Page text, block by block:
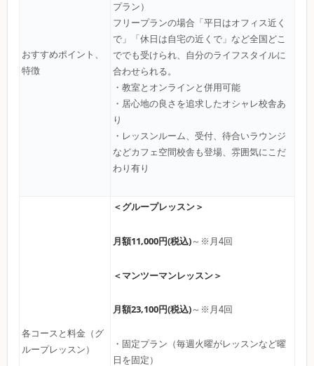
おすすめポイント、
特徴
プラン）
フリープランの場合「平日はオフィス近く
で」「休日は自宅の近くで」など全国どこ
ででも受けられ、自分のライフスタイルに
合わせられる。
・教室とオンラインと併用可能
・居心地の良さを追求したオシャレ校舎あ
り
・レッスンルーム、受付、待合いラウンジ
などカフェ空間校舎も登場、雰囲気にこだ
わり有り
各コースと料金（グ
ループレッスン）
＜グループレッスン＞
月額11,000円(税込)～※月4回
＜マンツーマンレッスン＞
月額23,100円(税込)～※月4回
・固定プラン（毎週火曜がレッスンなど曜
日を固定）